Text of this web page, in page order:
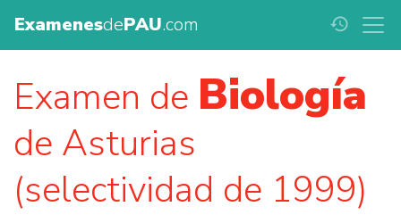
ExamenesdePAU.com history
Examen de Biología
de Asturias
(selectividad de 1999)